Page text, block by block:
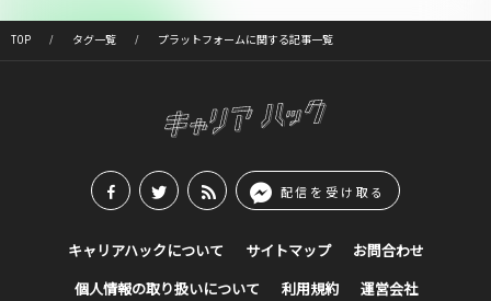
TOP タグ一覧 プラットフォームに関する記事一覧
配信を受け取る
キャリアハックについて サイトマップ お問合わせ
個人情報の取り扱いについて 利用規約 運営会社